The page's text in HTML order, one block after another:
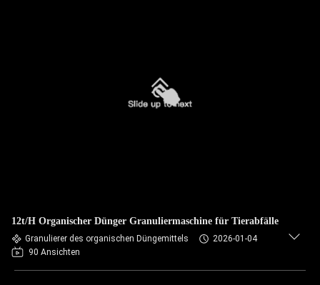
12t/H Organischer Dünger Granuliermaschine für Tierabfälle
Granulierer des organischen Düngemittels
2026-01-04
90 Ansichten